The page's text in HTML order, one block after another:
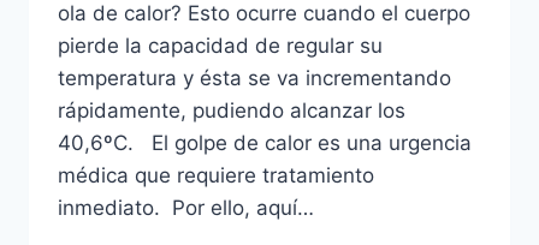
ola de calor? Esto ocurre cuando el cuerpo
pierde la capacidad de regular su
temperatura y ésta se va incrementando
rápidamente, pudiendo alcanzar los
40,6ºC. El golpe de calor es una urgencia
médica que requiere tratamiento
inmediato. Por ello, aquí…